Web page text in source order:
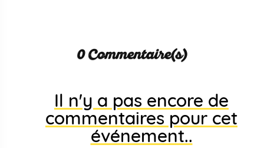
0 Commentaire(s)
Il n'y a pas encore de
commentaires pour cet
événement..